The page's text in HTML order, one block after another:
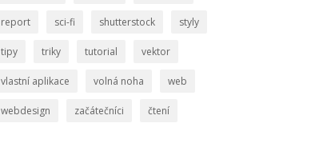
report sci-fi shutterstock styly
tipy triky tutorial vektor
vlastní aplikace volná noha web
webdesign začátečníci čtení